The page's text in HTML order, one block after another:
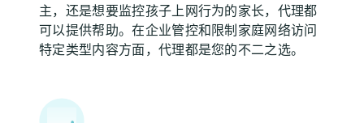
主，还是想要监控孩子上网行为的家长，代理都
可以提供帮助。在企业管控和限制家庭网络访问
特定类型内容方面，代理都是您的不二之选。